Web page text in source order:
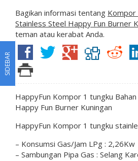
Bagikan informasi tentang Kompor
Stainless Steel Happy Fun Burner
teman atau kerabat Anda.
HappyFun Kompor 1 tungku
Happy Fun Burner Kuningan
HappyFun Kompor 1 tungku
– Konsumsi Gas/Jam LPg : 2,26Kw
– Sambungan Pipa Gas : Selang
SIDEBAR